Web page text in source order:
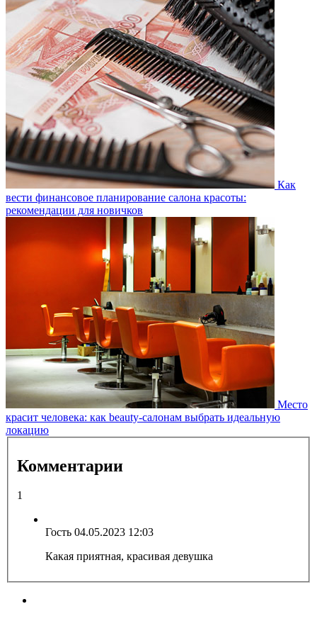
Как
вести финансовое планирование салона красоты:
рекомендации для новичков
Место
красит человека: как beauty-салонам выбрать идеальную
локацию
Комментарии
1
Гость 04.05.2023 12:03
Какая приятная, красивая девушка